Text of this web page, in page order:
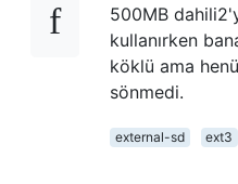
500MB
kullanırken
köklü ama
sönmedi.
external-sd ext3